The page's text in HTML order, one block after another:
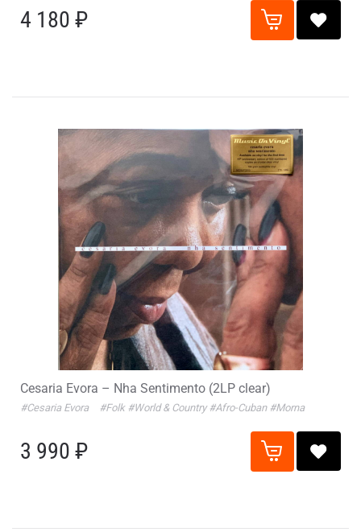
4 180 ₽
Cesaria Evora – Nha Sentimento (2LP clear)
#Cesaria Evora #Folk #World & Country #Afro-Cuban #Morna
3 990 ₽